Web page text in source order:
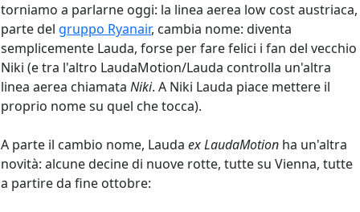
torniamo a parlarne oggi: la linea aerea low cost austriaca,
parte del gruppo Ryanair, cambia nome: diventa
semplicemente Lauda, forse per fare felici i fan del vecchio
Niki (e tra l'altro LaudaMotion/Lauda controlla un'altra
linea aerea chiamata Niki. A Niki Lauda piace mettere il
proprio nome su quel che tocca).
A parte il cambio nome, Lauda ex LaudaMotion ha un'altra
novità: alcune decine di nuove rotte, tutte su Vienna, tutte
a partire da fine ottobre: